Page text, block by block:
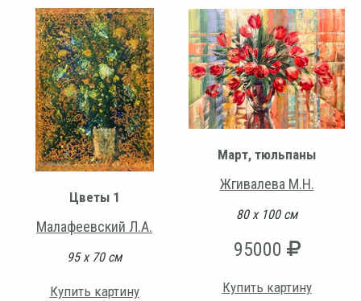
Цветы 1
Малафеевский Л.А.
95 х 70 см
Купить картину
Март, тюльпаны
Жгивалева М.Н.
80 х 100 см
95000
Купить картину